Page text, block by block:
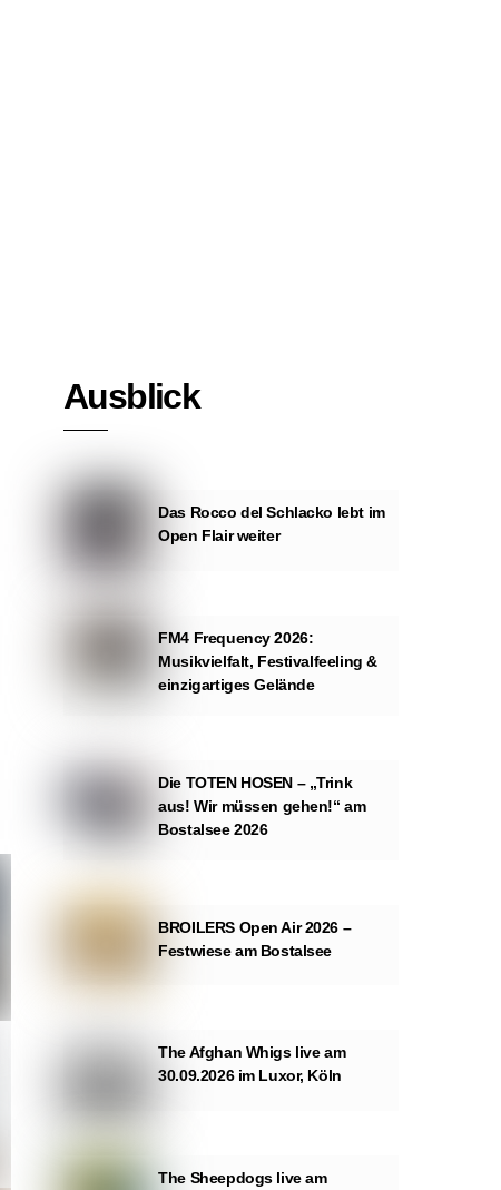
Ausblick
Das Rocco del Schlacko lebt im
Open Flair weiter
FM4 Frequency 2026:
Musikvielfalt, Festivalfeeling &
einzigartiges Gelände
Die TOTEN HOSEN – „Trink
aus! Wir müssen gehen!“ am
Bostalsee 2026
BROILERS Open Air 2026 –
Festwiese am Bostalsee
The Afghan Whigs live am
30.09.2026 im Luxor, Köln
The Sheepdogs live am